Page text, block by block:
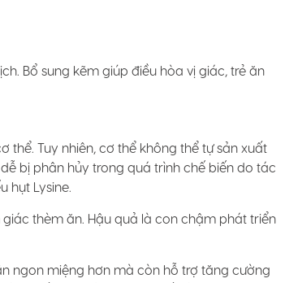
Bổ sung kẽm giúp điều hòa vị giác, trẻ ăn
Tuy nhiên, cơ thể không thể tự sản xuất
bị phân hủy trong quá trình chế biến do tác
hụt Lysine.
thèm ăn. Hậu quả là con chậm phát triển
ngon miệng hơn mà còn hỗ trợ tăng cường